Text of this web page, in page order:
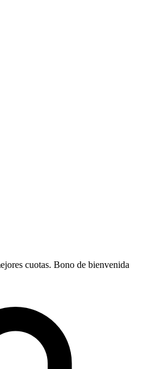
cuotas. Bono de bienvenida